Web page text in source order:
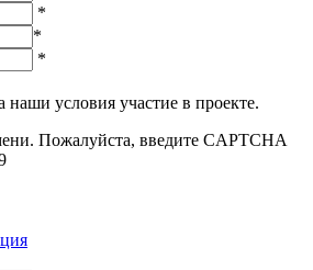
*
*
*
наши условия участие в проекте.
Пожалуйста, введите CAPTCHA